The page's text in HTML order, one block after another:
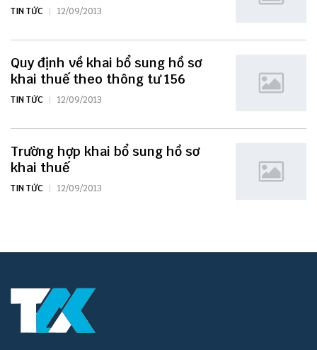
TIN TỨC 12/09/2013
Quy định về khai bổ sung hồ sơ
khai thuế theo thông tư 156
TIN TỨC 12/09/2013
Trường hợp khai bổ sung hồ sơ
khai thuế
TIN TỨC 12/09/2013